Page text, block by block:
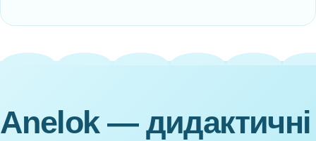
Anelok — дидактичні